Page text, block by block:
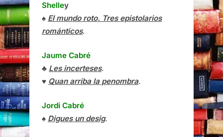
Shelley
♠ El mundo roto. Tres epistolarios
románticos.
Jaume Cabré
♣ Les incerteses.
♥ Quan arriba la penombra.
Jordi Cabré
♠ Digues un desig.